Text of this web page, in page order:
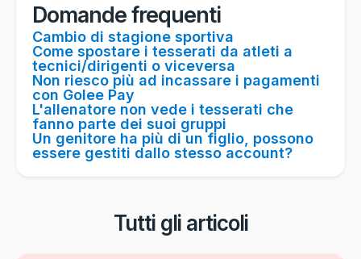
Domande frequenti
Cambio di stagione sportiva
Come spostare i tesserati da atleti a
tecnici/dirigenti o viceversa
Non riesco più ad incassare i pagamenti
con Golee Pay
L'allenatore non vede i tesserati che
fanno parte dei suoi gruppi
Un genitore ha più di un figlio, possono
essere gestiti dallo stesso account?
Tutti gli articoli